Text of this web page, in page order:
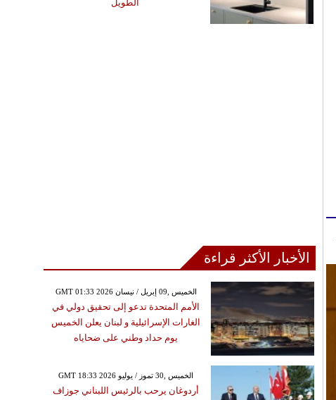
الطويل
الأخبار الأكثر قراءة
GMT 01:33 2026 الخميس ,09 إبريل / نيسان
الأمم المتحدة تدعو إلى تحقيق دولي في
الغارات الإسرائيلية و لبنان يعلن الخميس
يوم حداد وطني على ضحاياه
GMT 18:33 2026 الخميس ,30 تموز / يوليو
أردوغان يرحب بالرئيس اللبناني جوزاف